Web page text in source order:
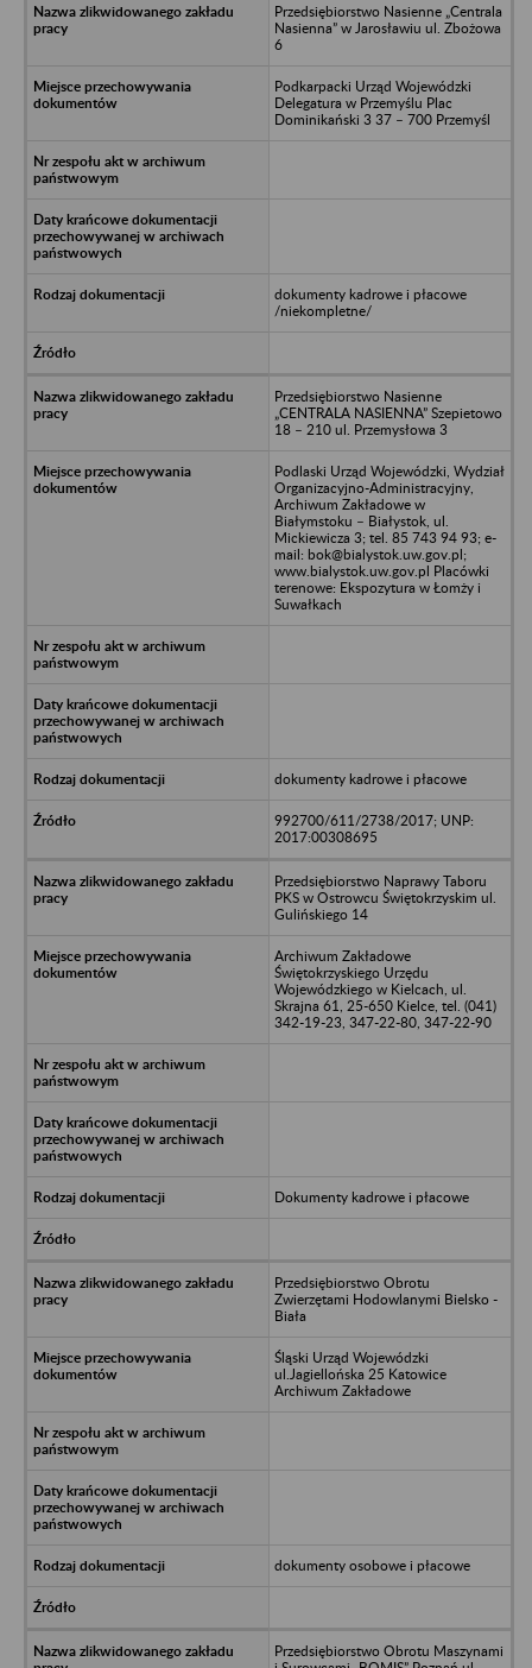
Przedsiębiorstwo Nasienne „Centrala
Nasienna” w Jarosławiu ul. Zbożowa
6
Podkarpacki Urząd Wojewódzki
Delegatura w Przemyślu Plac
Dominikański 3 37 – 700 Przemyśl
dokumenty kadrowe i płacowe
/niekompletne/
Przedsiębiorstwo Nasienne
„CENTRALA NASIENNA” Szepietowo
18 – 210 ul. Przemysłowa 3
Podlaski Urząd Wojewódzki, Wydział
Organizacyjno-Administracyjny,
Archiwum Zakładowe w
Białymstoku – Białystok, ul.
Mickiewicza 3; tel. 85 743 94 93; e-
mail: bok@bialystok.uw.gov.pl;
www.bialystok.uw.gov.pl Placówki
terenowe: Ekspozytura w Łomży i
Suwałkach
dokumenty kadrowe i płacowe
992700/611/2738/2017; UNP:
2017:00308695
Przedsiębiorstwo Naprawy Taboru
PKS w Ostrowcu Świętokrzyskim ul.
Gulińskiego 14
Archiwum Zakładowe
Świętokrzyskiego Urzędu
Wojewódzkiego w Kielcach, ul.
Skrajna 61, 25-650 Kielce, tel. (041)
342-19-23, 347-22-80, 347-22-90
Dokumenty kadrowe i płacowe
Przedsiębiorstwo Obrotu
Zwierzętami Hodowlanymi Bielsko -
Biała
Śląski Urząd Wojewódzki
ul.Jagiellońska 25 Katowice
Archiwum Zakładowe
dokumenty osobowe i płacowe
Przedsiębiorstwo Obrotu Maszynami